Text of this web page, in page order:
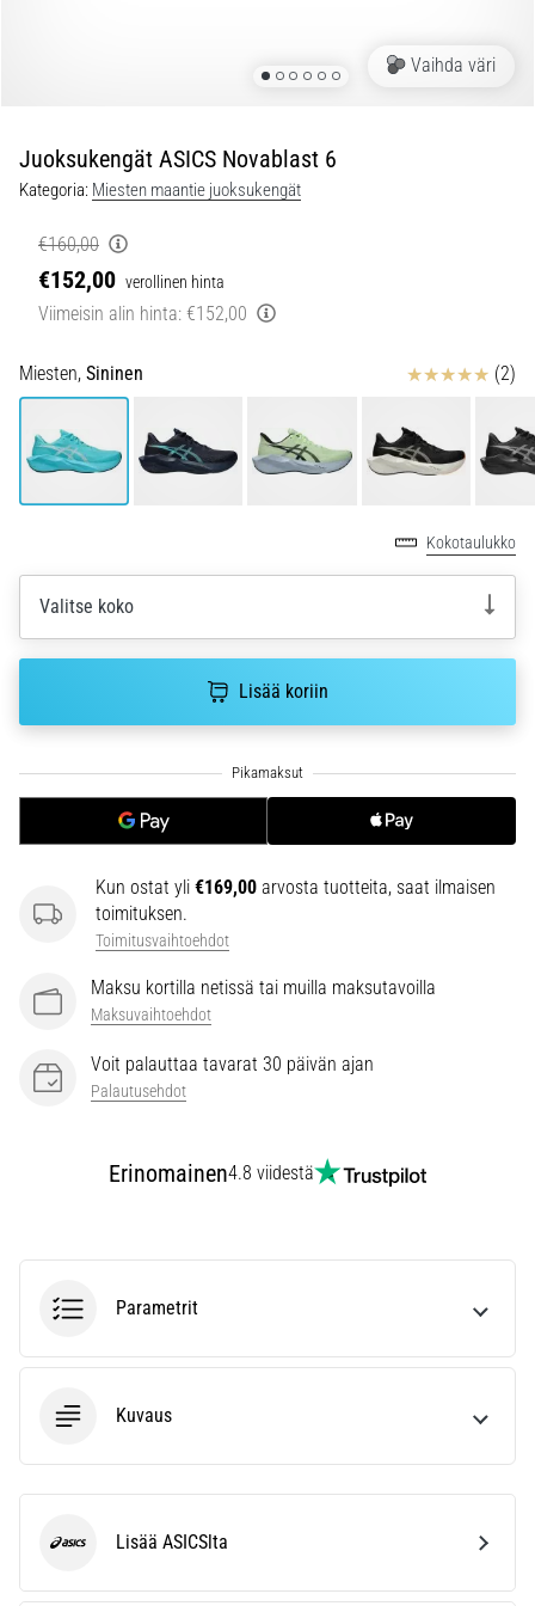
Käytännössä
sukkulajuoksu
nopeutta,
ketteryyttä
suunnanmuutoksia.
se
suoritetaan
oikein,
missä
sitä…
•
7 min. luetaan
Juoksijan
polvi:
hoito
ennaltaehkäisy
polvi,
iliotibiaalisen
jänteen
oireyhtymä
on
vaiva
juoksijoiden
artikkelit
Vaihda väri
Juoksukengät ASICS Novablast 6
Kategoria: Miesten maantie juoksukengät
€160,00
€152,00 verollinen hinta
Viimeisin alin hinta: €152,00
Miesten, Sininen Arvostelut (2)
Kokotaulukko
Valitse koko
Lisää koriin
Kun ostat yli €169,00 arvosta tuotteita, saat ilmaisen
toimituksen.
Toimitusvaihtoehdot
Maksu kortilla netissä tai muilla maksutavoilla
Maksuvaihtoehdot
Voit palauttaa tavarat 30 päivän ajan
Palautusehdot
Erinomainen4.8 viidestä
Parametrit
Kuvaus
ASICS Lisää ASICSlta